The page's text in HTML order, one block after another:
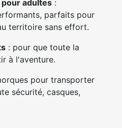
adultes :
parfaits pour
territoire sans effort.
: pour que toute la
à l'aventure.
pour transporter
sécurité, casques,